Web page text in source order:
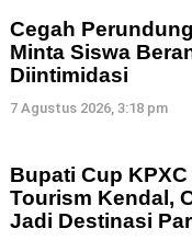
Cegah
Minta Siswa
Diintimidasi
7 Agustus 2026, 3:18 pm
Bupati Cup
Tourism Kendal,
Jadi Destinasi